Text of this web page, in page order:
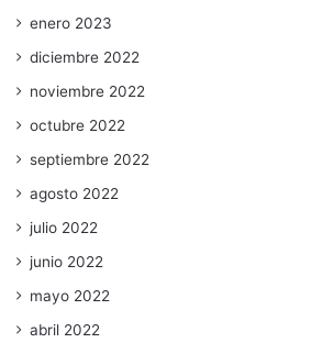
enero 2023
diciembre 2022
noviembre 2022
octubre 2022
septiembre 2022
agosto 2022
julio 2022
junio 2022
mayo 2022
abril 2022